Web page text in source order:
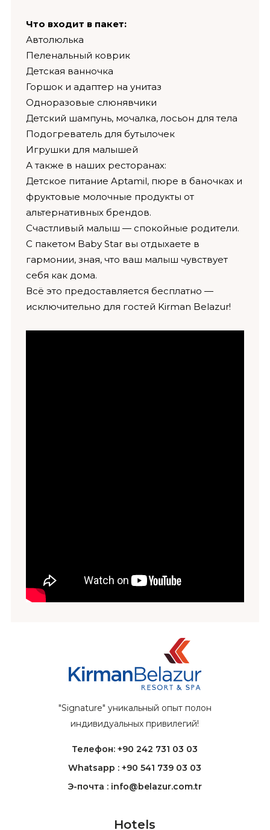
Что входит в пакет:
Автолюлька
Пеленальный коврик
Детская ванночка
Горшок и адаптер на унитаз
Одноразовые слюнявчики
Детский шампунь, мочалка, лосьон для тела
Подогреватель для бутылочек
Игрушки для малышей
А также в наших ресторанах:
Детское питание Aptamil, пюре в баночках и
фруктовые молочные продукты от
альтернативных брендов.
Счастливый малыш — спокойные родители.
С пакетом Baby Star вы отдыхаете в
гармонии, зная, что ваш малыш чувствует
себя как дома.
Всё это предоставляется бесплатно —
исключительно для гостей Kirman Belazur!
"Signature" уникальный опыт полон
индивидуальных привилегий!
Телефон: +90 242 731 03 03
Whatsapp : +90 541 739 03 03
Э-почта : info@belazur.com.tr
Hotels